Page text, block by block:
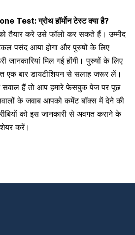
Test: ग्रोथ हॉर्मोन टेस्ट क्या है?
को तैयार करे उसे फॉलो कर सकते हैं।उम्मीद
पसंद आया होगा और पुरुषों के लिए
जानकारियां मिल गई होंगी। पुरुषों के लिए
एक बार डायटीशियन से सलाह जरूर लें।
हैं तो आप हमारे फेसबुक पेज पर पूछ
के जवाब आपको कमेंट बॉक्स में देने की
को इस जानकारी से अवगत कराने के
करें।